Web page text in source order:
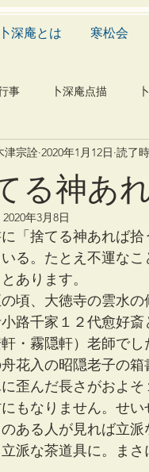
卜深庵とは 寒松会
事 卜深庵点描
俳諧 文学 有職
造園
る神あ
津宗詮 2020年1月12日 読了
2020年3月8日
「捨てる神あれば拾
る。たとえ不運な
あります。
頃、大徳寺の雲水の
路千家１２代愈好
軒・霧隠軒）老師でし
花入の昭隠老子の箱
歪んだ長さがおよ
もなりません。せ
ある人が見れば立
派な茶道具に。まさ